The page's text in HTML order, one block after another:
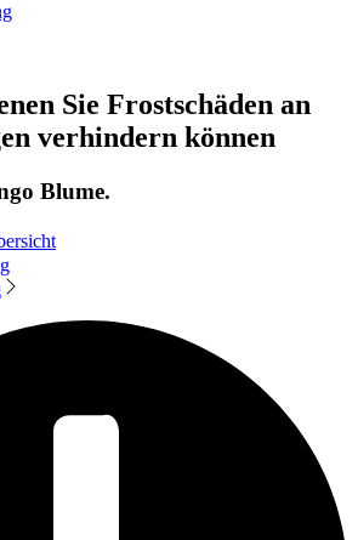
Sie Frostschäden an
verhindern können
Blume.